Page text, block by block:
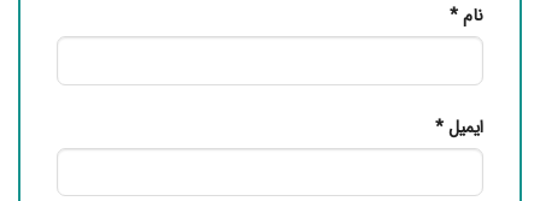
نام*
ایمیل*